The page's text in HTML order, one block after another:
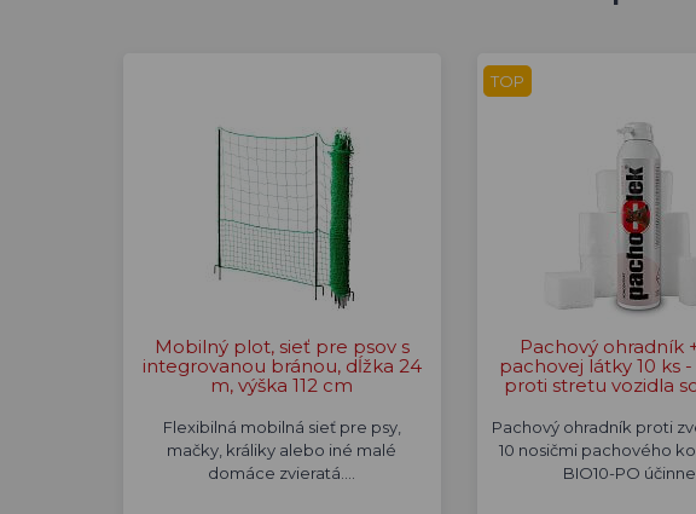
Mobilný plot, sieť pre psov s
integrovanou bránou, dĺžka 24
m, výška 112 cm
Flexibilná mobilná sieť pre psy,
mačky, králiky alebo iné malé
domáce zvieratá.…
TOP
Pachový ohradník
pachovej látky 10 ks
proti stretu vozidla
Pachový ohradník proti
10 nosičmi pachového
BIO10-PO